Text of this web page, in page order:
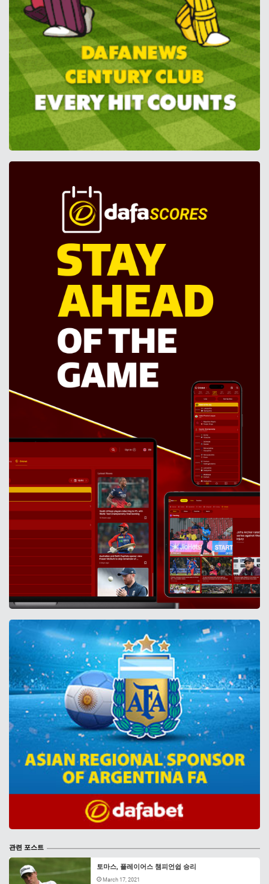
관련 포스트
토마스, 플레이어스 챔피언쉽 승리
March 17, 2021